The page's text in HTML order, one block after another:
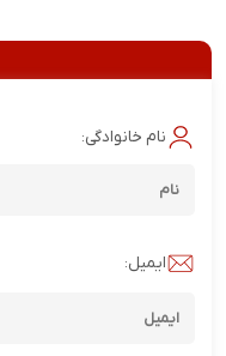
نام خانوادگی:
ایمیل: